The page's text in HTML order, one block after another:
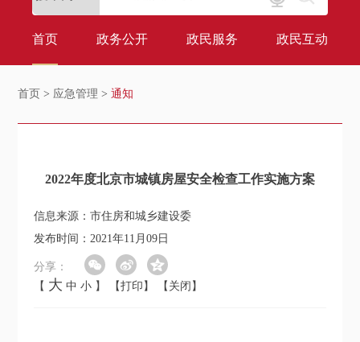
首页 政务公开 政民服务 政民互动
首页 > 应急管理 >通知
2022年度北京市城镇房屋安全检查工作实施方案
信息来源：市住房和城乡建设委
发布时间：2021年11月09日
分享：
【 大 中 小 】 【打印】 【关闭】